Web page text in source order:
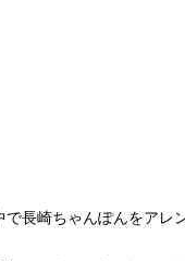
長崎ちゃんぽんをアレ